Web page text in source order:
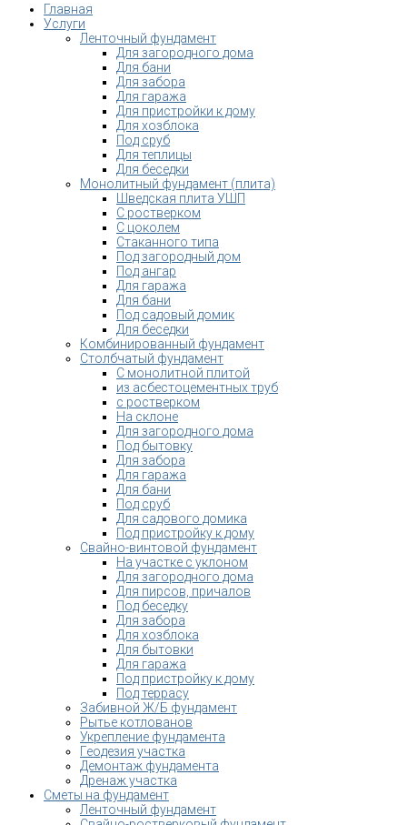
Главная
Услуги
Ленточный фундамент
Для загородного дома
Для бани
Для забора
Для гаража
Для пристройки к дому
Для хозблока
Под сруб
Для теплицы
Для беседки
Монолитный фундамент (плита)
Шведская плита УШП
С ростверком
С цоколем
Стаканного типа
Под загородный дом
Под ангар
Для гаража
Для бани
Под садовый домик
Для беседки
Комбинированный фундамент
Столбчатый фундамент
С монолитной плитой
из асбестоцементных труб
с ростверком
На склоне
Для загородного дома
Под бытовку
Для забора
Для гаража
Для бани
Под сруб
Для садового домика
Под пристройку к дому
Свайно-винтовой фундамент
На участке с уклоном
Для загородного дома
Для пирсов, причалов
Под беседку
Для забора
Для хозблока
Для бытовки
Для гаража
Под пристройку к дому
Под террасу
Забивной Ж/Б фундамент
Рытье котлованов
Укрепление фундамента
Геодезия участка
Демонтаж фундамента
Дренаж участка
Сметы на фундамент
Ленточный фундамент